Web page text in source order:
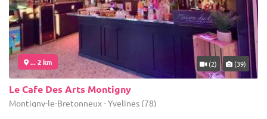
... 2 km (2) (39)
Le Cafe Des Arts Montigny
Montigny-le-Bretonneux - Yvelines (78)